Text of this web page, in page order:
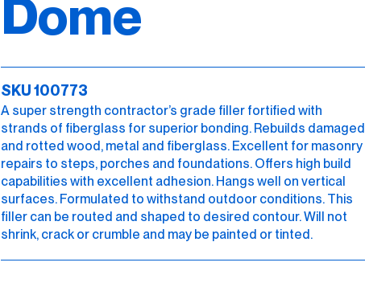
Dome
SKU 100773
A super strength contractor’s grade filler fortified with
strands of fiberglass for superior bonding. Rebuilds damaged
and rotted wood, metal and fiberglass. Excellent for masonry
repairs to steps, porches and foundations. Offers high build
capabilities with excellent adhesion. Hangs well on vertical
surfaces. Formulated to withstand outdoor conditions. This
filler can be routed and shaped to desired contour. Will not
shrink, crack or crumble and may be painted or tinted.